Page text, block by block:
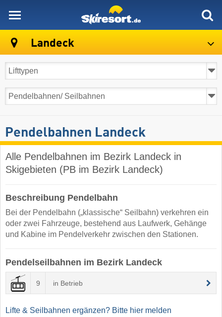
Landeck
Pendelbahnen Landeck
Alle Pendelbahnen im Bezirk Landeck in
Skigebieten (PB im Bezirk Landeck)
Beschreibung Pendelbahn
Bei der Pendelbahn („klassische“ Seilbahn) verkehren ein
oder zwei Fahrzeuge, bestehend aus Laufwerk, Gehänge
und Kabine im Pendelverkehr zwischen den Stationen.
Pendelseilbahnen im Bezirk Landeck
9 in Betrieb
Lifte & Seilbahnen ergänzen? Bitte hier melden